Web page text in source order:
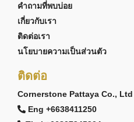
คำถามที่พบบ่อย
เกี่ยวกับเรา
ติดต่อเรา
นโยบายความเป็นส่วนตัว
ติดต่อ
Cornerstone Pattaya Co., Ltd
Eng +6638411250